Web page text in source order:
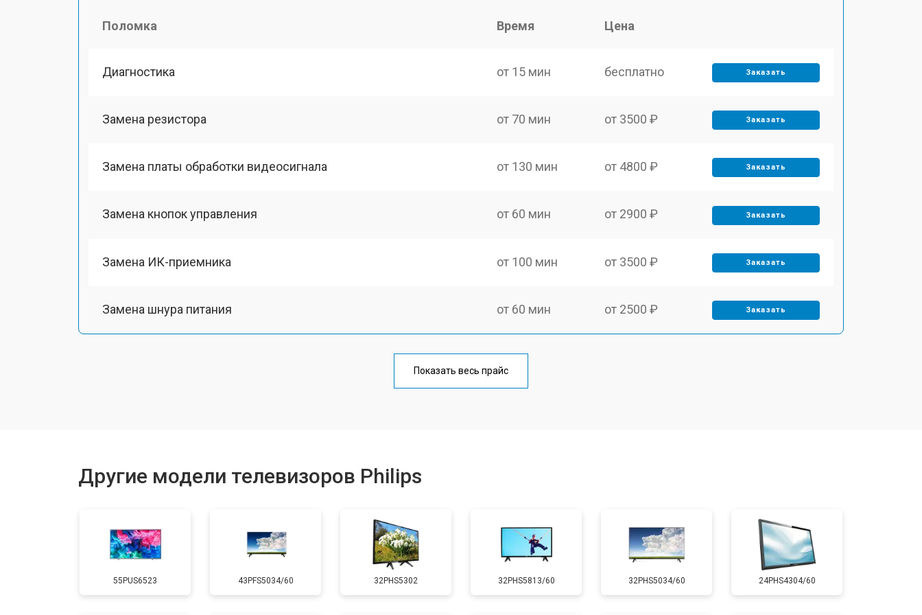
Поломка Время Цена
Диагностика от 15 мин бесплатно Заказать
Замена резистора от 70 мин от 3500 ₽ Заказать
Замена платы обработки видеосигнала от 130 мин от 4800 ₽ Заказать
Замена кнопок управления от 60 мин от 2900 ₽ Заказать
Замена ИК-приемника от 100 мин от 3500 ₽ Заказать
Замена шнура питания от 60 мин от 2500 ₽ Заказать
от 90 мин
Замена HDMI порта от 80 мин от 2600 ₽ Заказать
Замена модуля Wi-Fi от 70 мин от 3500 ₽ Заказать
Показать весь прайс
Другие модели телевизоров Philips
55PUS6523 43PFS5034/60 32PHS5302 32PHS5813/60 32PHS5034/60 24PHS4304/60